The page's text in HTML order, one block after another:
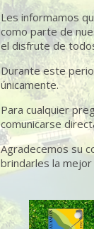
Les informamos
como parte de
el disfrute de
Durante este
únicamente.
Para cualquier
comunicarse
Agradecemos su
brindarles la